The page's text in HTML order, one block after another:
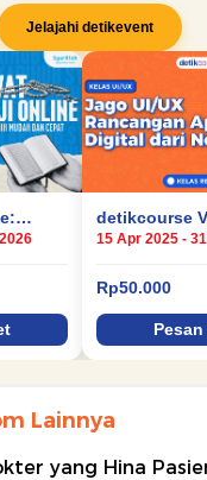
Lainnya
yang Hina